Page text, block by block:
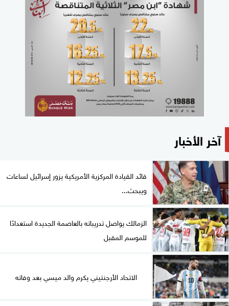
آخر الأخبار
قائد القيادة المركزية الأمريكية يزور إسرائيل لساعات
ويبحث...
الزمالك يواصل تدريباته بالعاصمة الجديدة استعدادًا
للموسم المقبل
الاتحاد الأرجنتيني يكرم والد ميسي بعد وفاته